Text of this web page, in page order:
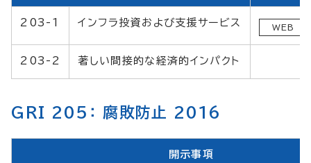
203-1 インフラ投資および支援サービス WEB
203-2 著しい間接的な経済的インパクト
GRI 205： 腐敗防止 2016
開示事項